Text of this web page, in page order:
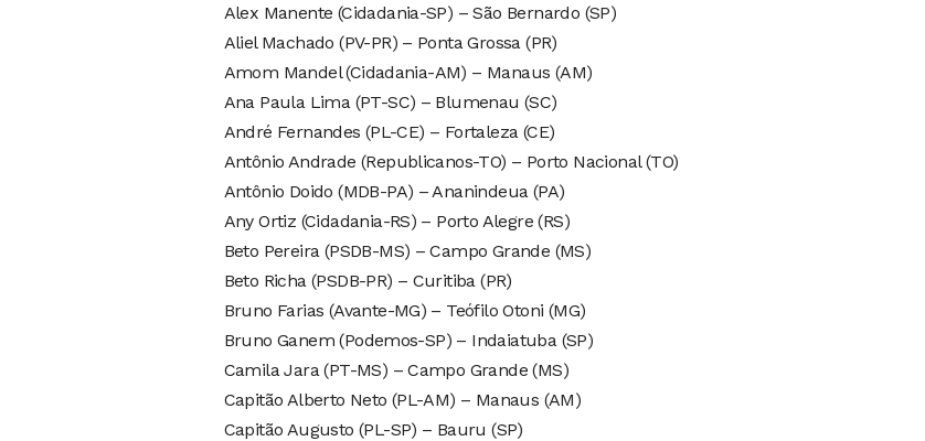
Alex Manente (Cidadania-SP) – São Bernardo (SP)
Aliel Machado (PV-PR) – Ponta Grossa (PR)
Amom Mandel (Cidadania-AM) – Manaus (AM)
Ana Paula Lima (PT-SC) – Blumenau (SC)
André Fernandes (PL-CE) – Fortaleza (CE)
Antônio Andrade (Republicanos-TO) – Porto Nacional (TO)
Antônio Doido (MDB-PA) – Ananindeua (PA)
Any Ortiz (Cidadania-RS) – Porto Alegre (RS)
Beto Pereira (PSDB-MS) – Campo Grande (MS)
Beto Richa (PSDB-PR) – Curitiba (PR)
Bruno Farias (Avante-MG) – Teófilo Otoni (MG)
Bruno Ganem (Podemos-SP) – Indaiatuba (SP)
Camila Jara (PT-MS) – Campo Grande (MS)
Capitão Alberto Neto (PL-AM) – Manaus (AM)
Capitão Augusto (PL-SP) – Bauru (SP)